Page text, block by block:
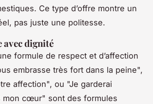
Ce type d’offre montre un
pas juste une politesse.
avec dignité
formule de respect et d’affection
embrasse très fort dans la peine",
affection", ou "Je garderai
mon cœur" sont des formules